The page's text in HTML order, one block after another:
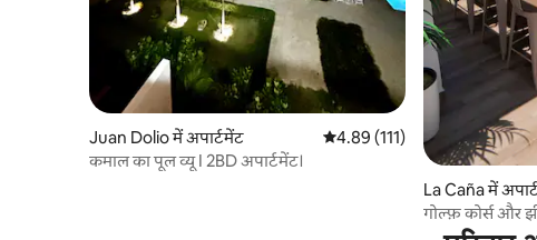
Juan Dolio में अपार्टमेंट औसत रेटिंग 5 में से 4.89, 111
4.89 (111)
कमाल का पूल व्यू I 2BD अपार्टमेंट।
La Caña में
गोल्फ़ कोर्स और